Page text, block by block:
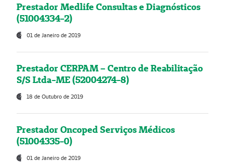
Prestador Medlife Consultas e Diagnósticos
(51004334-2)
01 de Janeiro de 2019
Prestador CERPAM – Centro de Reabilitação
S/S Ltda-ME (52004274-8)
18 de Outubro de 2019
Prestador Oncoped Serviços Médicos
(51004335-0)
01 de Janeiro de 2019